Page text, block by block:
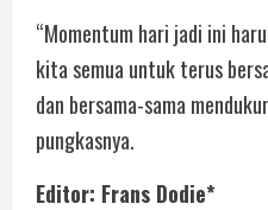
“Momentum hari jadi ini
kita semua untuk terus
dan bersama-sama
pungkasnya.
Editor: Frans Dodie*